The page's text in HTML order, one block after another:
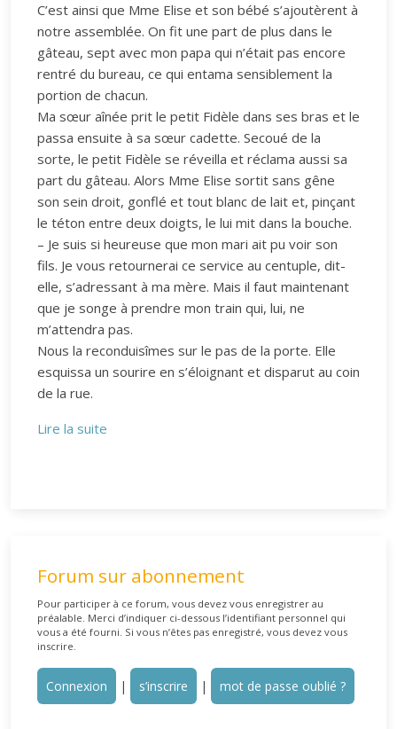
C’est ainsi que Mme Elise et son bébé s’ajoutèrent à
notre assemblée. On fit une part de plus dans le
gâteau, sept avec mon papa qui n’était pas encore
rentré du bureau, ce qui entama sensiblement la
portion de chacun.
Ma sœur aînée prit le petit Fidèle dans ses bras et le
passa ensuite à sa sœur cadette. Secoué de la
sorte, le petit Fidèle se réveilla et réclama aussi sa
part du gâteau. Alors Mme Elise sortit sans gêne
son sein droit, gonflé et tout blanc de lait et, pinçant
le téton entre deux doigts, le lui mit dans la bouche.
– Je suis si heureuse que mon mari ait pu voir son
fils. Je vous retournerai ce service au centuple, dit-
elle, s’adressant à ma mère. Mais il faut maintenant
que je songe à prendre mon train qui, lui, ne
m’attendra pas.
Nous la reconduisîmes sur le pas de la porte. Elle
esquissa un sourire en s’éloignant et disparut au coin
de la rue.
Lire la suite
Forum sur abonnement
Pour participer à ce forum, vous devez vous enregistrer au
préalable. Merci d’indiquer ci-dessous l’identifiant personnel qui
vous a été fourni. Si vous n’êtes pas enregistré, vous devez vous
inscrire.
Connexion | s’inscrire | mot de passe oublié ?